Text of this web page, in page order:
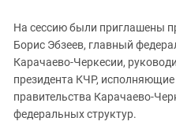
На сессию были приглашены
Борис Эбзеев, главный
Карачаево-Черкесии,
президента КЧР,
правительства Карачаево-
федеральных структур.